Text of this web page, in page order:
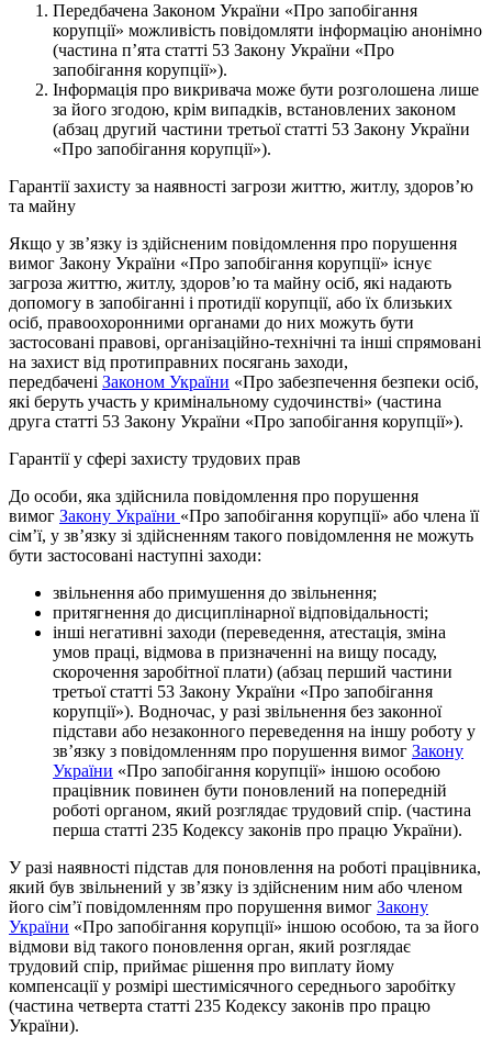
Передбачена Законом України «Про запобігання
корупції» можливість повідомляти інформацію анонімно
(частина п’ята статті 53 Закону України «Про
запобігання корупції»).
Інформація про викривача може бути розголошена лише
за його згодою, крім випадків, встановлених законом
(абзац другий частини третьої статті 53 Закону України
«Про запобігання корупції»).
Гарантії захисту за наявності загрози життю, житлу, здоров’ю
та майну
Якщо у зв’язку із здійсненим повідомлення про порушення
вимог Закону України «Про запобігання корупції» існує
загроза життю, житлу, здоров’ю та майну осіб, які надають
допомогу в запобіганні і протидії корупції, або їх близьких
осіб, правоохоронними органами до них можуть бути
застосовані правові, організаційно-технічні та інші спрямовані
на захист від протиправних посягань заходи,
передбачені Законом України «Про забезпечення безпеки осіб,
які беруть участь у кримінальному судочинстві» (частина
друга статті 53 Закону України «Про запобігання корупції»).
Гарантії у сфері захисту трудових прав
До особи, яка здійснила повідомлення про порушення
вимог Закону України «Про запобігання корупції» або члена її
сім’ї, у звʼязку зі здійсненням такого повідомлення не можуть
бути застосовані наступні заходи:
звільнення або примушення до звільнення;
притягнення до дисциплінарної відповідальності;
інші негативні заходи (переведення, атестація, зміна
умов праці, відмова в призначенні на вищу посаду,
скорочення заробітної плати) (абзац перший частини
третьої статті 53 Закону України «Про запобігання
корупції»). Водночас, у разі звільнення без законної
підстави або незаконного переведення на іншу роботу у
зв’язку з повідомленням про порушення вимог Закону
України «Про запобігання корупції» іншою особою
працівник повинен бути поновлений на попередній
роботі органом, який розглядає трудовий спір. (частина
перша статті 235 Кодексу законів про працю України).
У разі наявності підстав для поновлення на роботі працівника,
який був звільнений у зв’язку із здійсненим ним або членом
його сім’ї повідомленням про порушення вимог Закону
України «Про запобігання корупції» іншою особою, та за його
відмови від такого поновлення орган, який розглядає
трудовий спір, приймає рішення про виплату йому
компенсації у розмірі шестимісячного середнього заробітку
(частина четверта статті 235 Кодексу законів про працю
України).